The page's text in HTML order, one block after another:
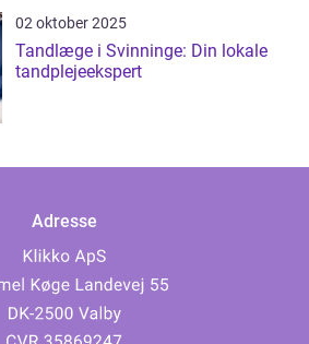
02 oktober 2025
Tandlæge i Svinninge: Din lokale
tandplejeekspert
Adresse